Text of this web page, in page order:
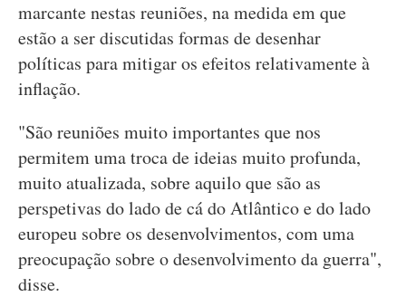
marcante nestas reuniões, na medida em que
estão a ser discutidas formas de desenhar
políticas para mitigar os efeitos relativamente à
inflação.
"São reuniões muito importantes que nos
permitem uma troca de ideias muito profunda,
muito atualizada, sobre aquilo que são as
perspetivas do lado de cá do Atlântico e do lado
europeu sobre os desenvolvimentos, com uma
preocupação sobre o desenvolvimento da guerra",
disse.